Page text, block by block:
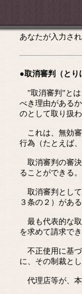
あなたが入力さ
●取消審判（とり
”取消審判”とは
べき理由がある
のとして取り扱
これは、無効審
行為（たとえば
取消審判の審決
ることができる。
取消審判として
３条の２）がある
最も代表的な取
を求めて請求でき
不正使用に基づ
に、その制裁と
代理店等が、本